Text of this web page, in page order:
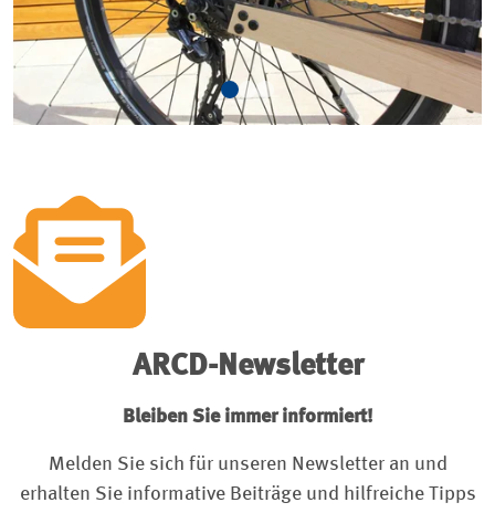
ARCD-Newsletter
Bleiben Sie immer informiert!
Melden Sie sich für unseren Newsletter an und
erhalten Sie informative Beiträge und hilfreiche Tipps